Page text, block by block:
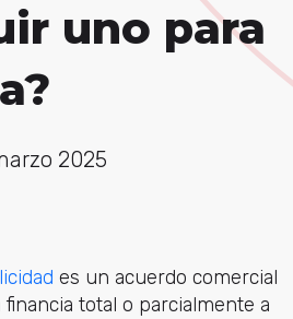
uno para
2025
es un acuerdo comercial
total o parcialmente a